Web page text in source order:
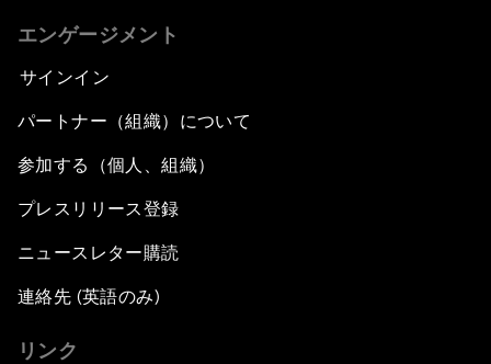
エンゲージメント
サインイン
パートナー（組織）について
参加する（個人、組織）
プレスリリース登録
ニュースレター購読
連絡先 (英語のみ)
リンク